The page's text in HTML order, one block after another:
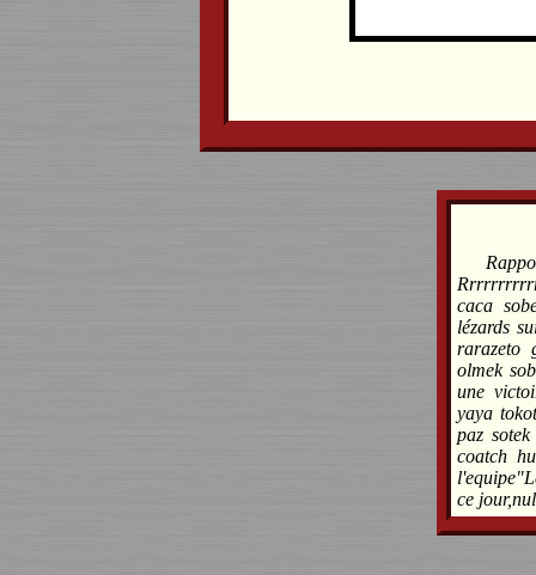
caca
lézards
rarazeto
olmek
une
yaya
paz
coatch
ce